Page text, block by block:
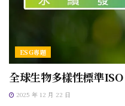
ESG專題
全球生物多樣性標準
2025 年 12 月 22 日